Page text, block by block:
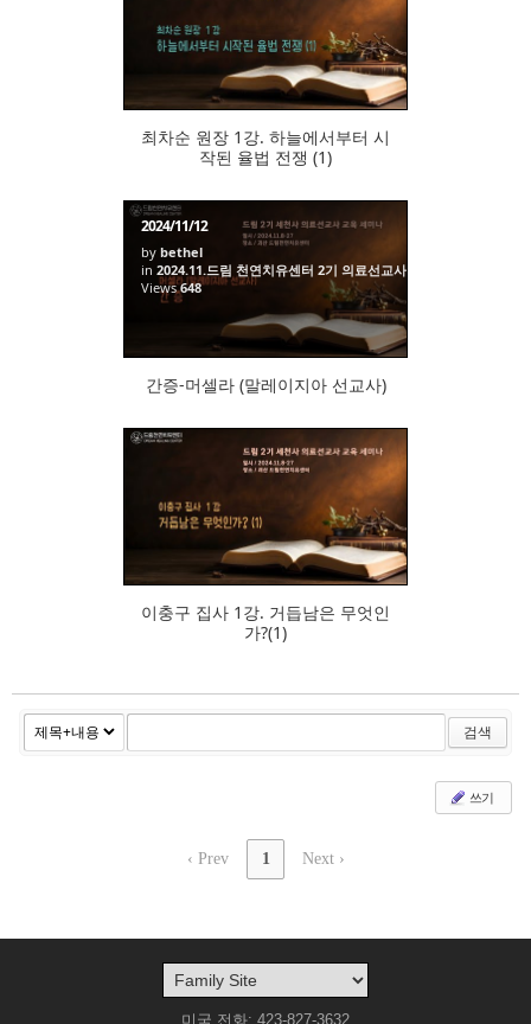
576
최차순 원장 1강. 하늘에서부터 시
작된 율법 전쟁 (1)
2024/11/12
bybethel
in2024.11.드림 천연치유센터 2기 의료선교사 교육 세미나
Views648
간증-머셀라 (말레이지아 선교사)
462
이충구 집사 1강. 거듭남은 무엇인
가?(1)
검색
쓰기
‹ Prev 1 Next ›
미국 전화: 423-827-3632